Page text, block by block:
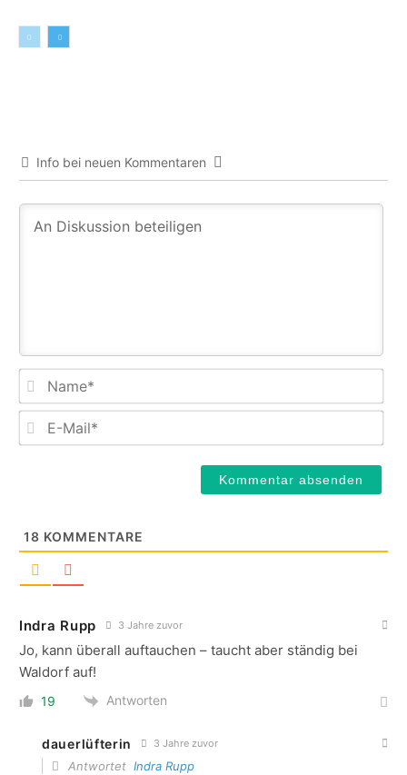
Info bei neuen Kommentaren
E-
18 KOMMENTARE
Indra Rupp 3 Jahre zuvor
Jo, kann überall auftauchen – taucht aber ständig bei
Waldorf auf!
19 Antworten
dauerlüfterin 3 Jahre zuvor
Antwortet Indra Rupp